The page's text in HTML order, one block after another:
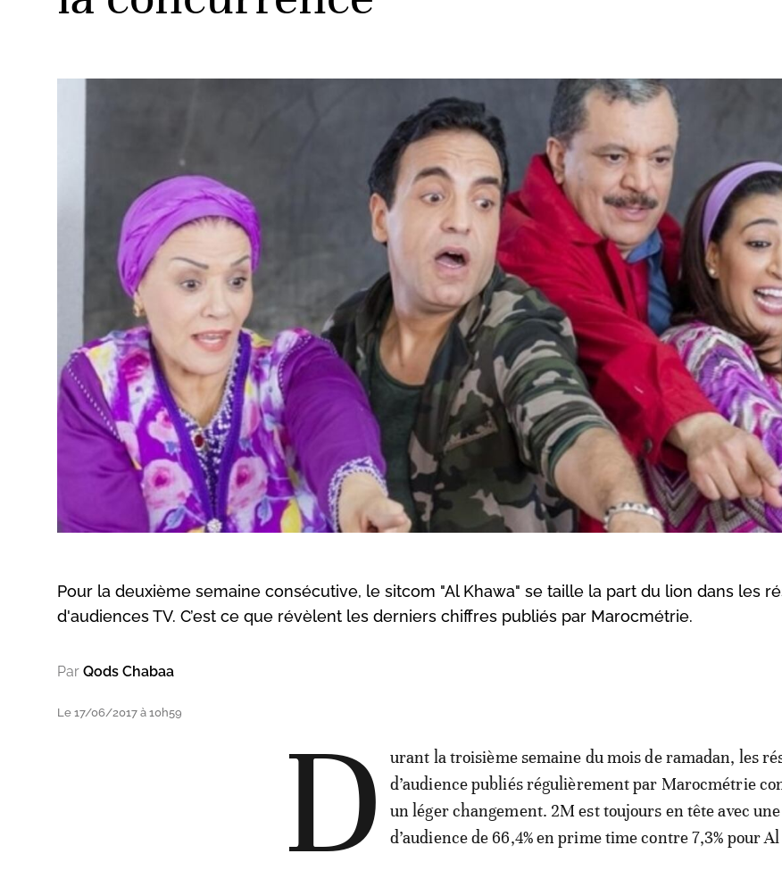
Pour la deuxième semaine consécutive, le sitcom "Al Khawa" se taille la part du lion dans les
d'audiences TV. C’est ce que révèlent les derniers chiffres publiés par Marocmétrie.
Par Qods Chabaa
Le 17/06/2017 à 10h59 D
urant la troisième semaine du mois de ramadan, les
d’audience publiés régulièrement par Marocmétrie
un léger changement. 2M est toujours en tête avec
d’audience de 66,4% en prime time contre 7,3% pour